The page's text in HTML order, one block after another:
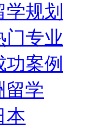
学规划
门专业
功案例
留学
本